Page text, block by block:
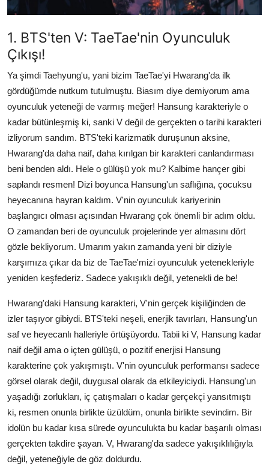
1. BTS'ten V: TaeTae'nin Oyunculuk
Çıkışı!
Ya şimdi Taehyung'u, yani bizim TaeTae'yi Hwarang'da ilk
gördüğümde nutkum tutulmuştu. Biasım diye demiyorum ama
oyunculuk yeteneği de varmış meğer! Hansung karakteriyle o
kadar bütünleşmiş ki, sanki V değil de gerçekten o tarihi karakteri
izliyorum sandım. BTS'teki karizmatik duruşunun aksine,
Hwarang'da daha naif, daha kırılgan bir karakteri canlandırması
beni benden aldı. Hele o gülüşü yok mu? Kalbime hançer gibi
saplandı resmen! Dizi boyunca Hansung'un saflığına, çocuksu
heyecanına hayran kaldım. V'nin oyunculuk kariyerinin
başlangıcı olması açısından Hwarang çok önemli bir adım oldu.
O zamandan beri de oyunculuk projelerinde yer almasını dört
gözle bekliyorum. Umarım yakın zamanda yeni bir diziyle
karşımıza çıkar da biz de TaeTae'mizi oyunculuk yetenekleriyle
yeniden keşfederiz. Sadece yakışıklı değil, yetenekli de be!
Hwarang'daki Hansung karakteri, V'nin gerçek kişiliğinden de
izler taşıyor gibiydi. BTS'teki neşeli, enerjik tavırları, Hansung'un
saf ve heyecanlı halleriyle örtüşüyordu. Tabii ki V, Hansung kadar
naif değil ama o içten gülüşü, o pozitif enerjisi Hansung
karakterine çok yakışmıştı. V'nin oyunculuk performansı sadece
görsel olarak değil, duygusal olarak da etkileyiciydi. Hansung'un
yaşadığı zorlukları, iç çatışmaları o kadar gerçekçi yansıtmıştı
ki, resmen onunla birlikte üzüldüm, onunla birlikte sevindim. Bir
idolün bu kadar kısa sürede oyunculukta bu kadar başarılı olması
gerçekten takdire şayan. V, Hwarang'da sadece yakışıklılığıyla
değil, yeteneğiyle de göz doldurdu.